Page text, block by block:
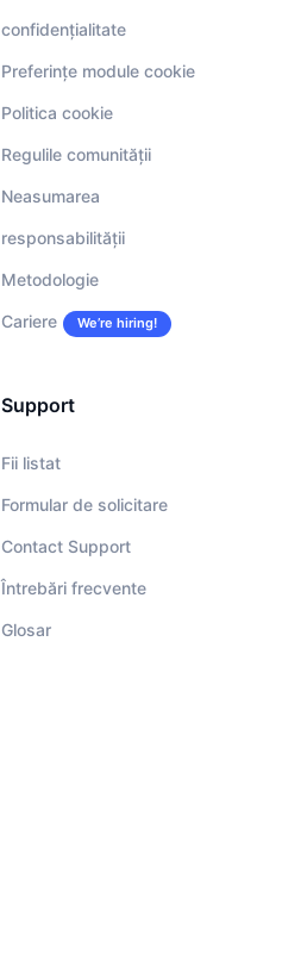
confidențialitate
Preferințe module cookie
Politica cookie
Regulile comunității
Neasumarea
responsabilității
Metodologie
Cariere We’re hiring!
Support
Fii listat
Formular de solicitare
Contact Support
Întrebări frecvente
Glosar